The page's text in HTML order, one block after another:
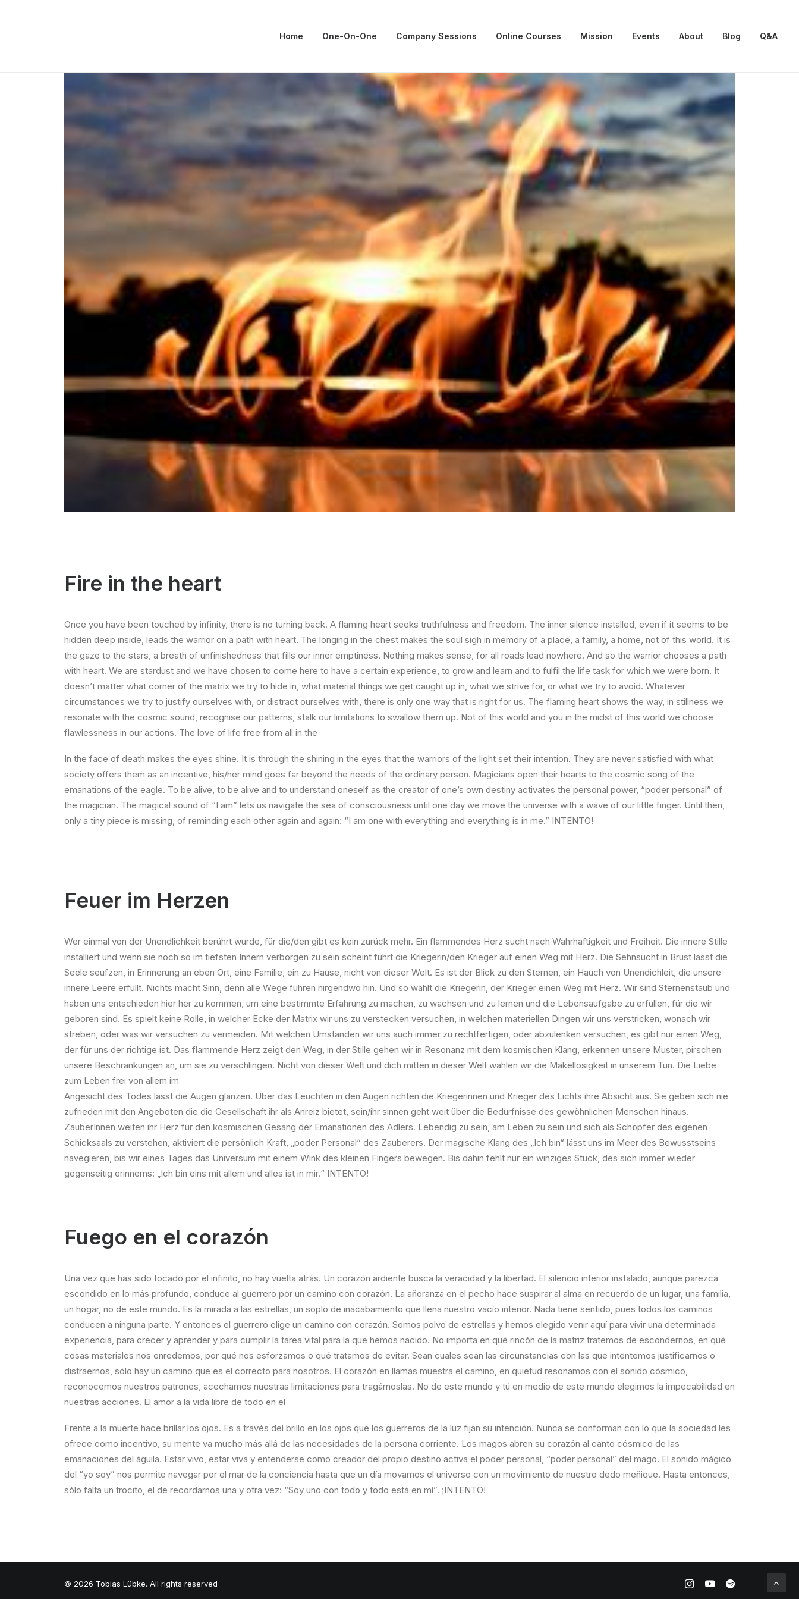
Home One-On-One Company Sessions Online Courses Mission Events About Blog Q&A
Fire in the heart
Once you have been touched by infinity, there is no turning back. A flaming heart seeks truthfulness and freedom. The inner silence installed, even if it seems to be
hidden deep inside, leads the warrior on a path with heart. The longing in the chest makes the soul sigh in memory of a place, a family, a home, not of this world. It is
the gaze to the stars, a breath of unfinishedness that fills our inner emptiness. Nothing makes sense, for all roads lead nowhere. And so the warrior chooses a path
with heart. We are stardust and we have chosen to come here to have a certain experience, to grow and learn and to fulfil the life task for which we were born. It
doesn’t matter what corner of the matrix we try to hide in, what material things we get caught up in, what we strive for, or what we try to avoid. Whatever
circumstances we try to justify ourselves with, or distract ourselves with, there is only one way that is right for us. The flaming heart shows the way, in stillness we
resonate with the cosmic sound, recognise our patterns, stalk our limitations to swallow them up. Not of this world and you in the midst of this world we choose
flawlessness in our actions. The love of life free from all in the
In the face of death makes the eyes shine. It is through the shining in the eyes that the warriors of the light set their intention. They are never satisfied with what
society offers them as an incentive, his/her mind goes far beyond the needs of the ordinary person. Magicians open their hearts to the cosmic song of the
emanations of the eagle. To be alive, to be alive and to understand oneself as the creator of one’s own destiny activates the personal power, “poder personal” of
the magician. The magical sound of “I am” lets us navigate the sea of consciousness until one day we move the universe with a wave of our little finger. Until then,
only a tiny piece is missing, of reminding each other again and again: “I am one with everything and everything is in me.” INTENTO!
Feuer im Herzen
Wer einmal von der Unendlichkeit berührt wurde, für die/den gibt es kein zurück mehr. Ein flammendes Herz sucht nach Wahrhaftigkeit und Freiheit. Die innere Stille
installiert und wenn sie noch so im tiefsten Innern verborgen zu sein scheint führt die Kriegerin/den Krieger auf einen Weg mit Herz. Die Sehnsucht in Brust lässt die
Seele seufzen, in Erinnerung an eben Ort, eine Familie, ein zu Hause, nicht von dieser Welt. Es ist der Blick zu den Sternen, ein Hauch von Unendichleit, die unsere
innere Leere erfüllt. Nichts macht Sinn, denn alle Wege führen nirgendwo hin. Und so wählt die Kriegerin, der Krieger einen Weg mit Herz. Wir sind Sternenstaub und
haben uns entschieden hier her zu kommen, um eine bestimmte Erfahrung zu machen, zu wachsen und zu lernen und die Lebensaufgabe zu erfüllen, für die wir
geboren sind. Es spielt keine Rolle, in welcher Ecke der Matrix wir uns zu verstecken versuchen, in welchen materiellen Dingen wir uns verstricken, wonach wir
streben, oder was wir versuchen zu vermeiden. Mit welchen Umständen wir uns auch immer zu rechtfertigen, oder abzulenken versuchen, es gibt nur einen Weg,
der für uns der richtige ist. Das flammende Herz zeigt den Weg, in der Stille gehen wir in Resonanz mit dem kosmischen Klang, erkennen unsere Muster, pirschen
unsere Beschränkungen an, um sie zu verschlingen. Nicht von dieser Welt und dich mitten in dieser Welt wählen wir die Makellosigkeit in unserem Tun. Die Liebe
zum Leben frei von allem im
Angesicht des Todes lässt die Augen glänzen. Über das Leuchten in den Augen richten die Kriegerinnen und Krieger des Lichts ihre Absicht aus. Sie geben sich nie
zufrieden mit den Angeboten die die Gesellschaft ihr als Anreiz bietet, sein/ihr sinnen geht weit über die Bedürfnisse des gewöhnlichen Menschen hinaus.
ZauberInnen weiten ihr Herz für den kosmischen Gesang der Emanationen des Adlers. Lebendig zu sein, am Leben zu sein und sich als Schöpfer des eigenen
Schicksaals zu verstehen, aktiviert die persönlich Kraft, „poder Personal“ des Zauberers. Der magische Klang des „Ich bin“ lässt uns im Meer des Bewusstseins
navegieren, bis wir eines Tages das Universum mit einem Wink des kleinen Fingers bewegen. Bis dahin fehlt nur ein winziges Stück, des sich immer wieder
gegenseitig erinnerns: „Ich bin eins mit allem und alles ist in mir.“ INTENTO!
Fuego en el corazón
Una vez que has sido tocado por el infinito, no hay vuelta atrás. Un corazón ardiente busca la veracidad y la libertad. El silencio interior instalado, aunque parezca
escondido en lo más profundo, conduce al guerrero por un camino con corazón. La añoranza en el pecho hace suspirar al alma en recuerdo de un lugar, una familia,
un hogar, no de este mundo. Es la mirada a las estrellas, un soplo de inacabamiento que llena nuestro vacío interior. Nada tiene sentido, pues todos los caminos
conducen a ninguna parte. Y entonces el guerrero elige un camino con corazón. Somos polvo de estrellas y hemos elegido venir aquí para vivir una determinada
experiencia, para crecer y aprender y para cumplir la tarea vital para la que hemos nacido. No importa en qué rincón de la matriz tratemos de escondernos, en qué
cosas materiales nos enredemos, por qué nos esforzamos o qué tratamos de evitar. Sean cuales sean las circunstancias con las que intentemos justificarnos o
distraernos, sólo hay un camino que es el correcto para nosotros. El corazón en llamas muestra el camino, en quietud resonamos con el sonido cósmico,
reconocemos nuestros patrones, acechamos nuestras limitaciones para tragárnoslas. No de este mundo y tú en medio de este mundo elegimos la impecabilidad en
nuestras acciones. El amor a la vida libre de todo en el
Frente a la muerte hace brillar los ojos. Es a través del brillo en los ojos que los guerreros de la luz fijan su intención. Nunca se conforman con lo que la sociedad les
ofrece como incentivo, su mente va mucho más allá de las necesidades de la persona corriente. Los magos abren su corazón al canto cósmico de las
emanaciones del águila. Estar vivo, estar viva y entenderse como creador del propio destino activa el poder personal, “poder personal” del mago. El sonido mágico
del “yo soy” nos permite navegar por el mar de la conciencia hasta que un día movamos el universo con un movimiento de nuestro dedo meñique. Hasta entonces,
sólo falta un trocito, el de recordarnos una y otra vez: “Soy uno con todo y todo está en mí”. ¡INTENTO!
© 2026 Tobias Lübke. All rights reserved